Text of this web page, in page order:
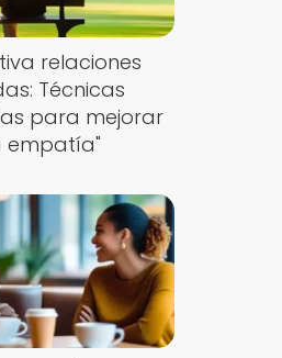
relaciones
Técnicas
para mejorar
empatía"